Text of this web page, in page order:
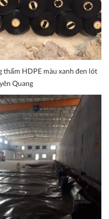
thấm HDPE màu xanh đen lót
Quang